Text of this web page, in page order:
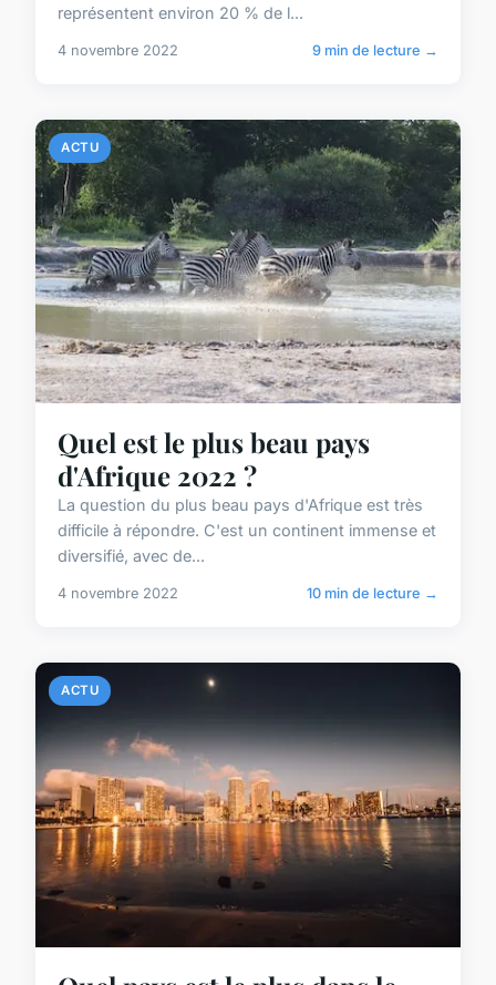
représentent environ 20 % de l...
4 novembre 2022 9 min de lecture →
ACTU
Quel est le plus beau pays
d'Afrique 2022 ?
La question du plus beau pays d'Afrique est très
difficile à répondre. C'est un continent immense et
diversifié, avec de...
4 novembre 2022 10 min de lecture →
ACTU